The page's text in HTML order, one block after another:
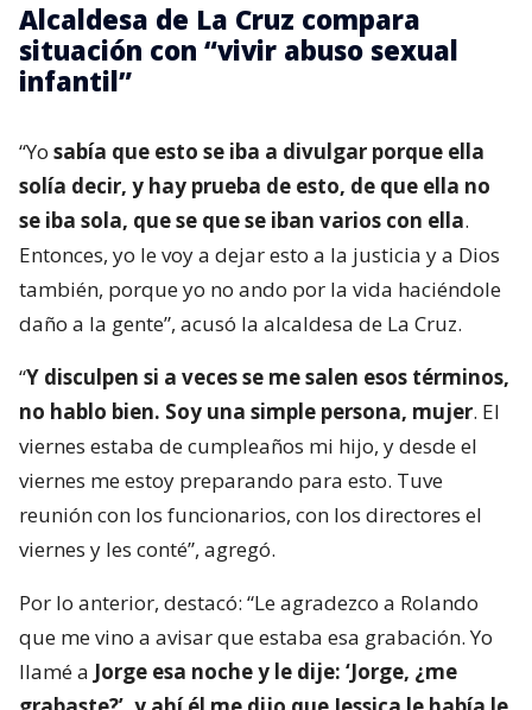
Alcaldesa de La Cruz compara
situación con “vivir abuso sexual
infantil”
“Yo sabía que esto se iba a divulgar porque ella
solía decir, y hay prueba de esto, de que ella no
se iba sola, que se que se iban varios con ella.
Entonces, yo le voy a dejar esto a la justicia y a Dios
también, porque yo no ando por la vida haciéndole
daño a la gente”, acusó la alcaldesa de La Cruz.
“Y disculpen si a veces se me salen esos términos,
no hablo bien. Soy una simple persona, mujer. El
viernes estaba de cumpleaños mi hijo, y desde el
viernes me estoy preparando para esto. Tuve
reunión con los funcionarios, con los directores el
viernes y les conté”, agregó.
Por lo anterior, destacó: “Le agradezco a Rolando
que me vino a avisar que estaba esa grabación. Yo
llamé a Jorge esa noche y le dije: ‘Jorge, ¿me